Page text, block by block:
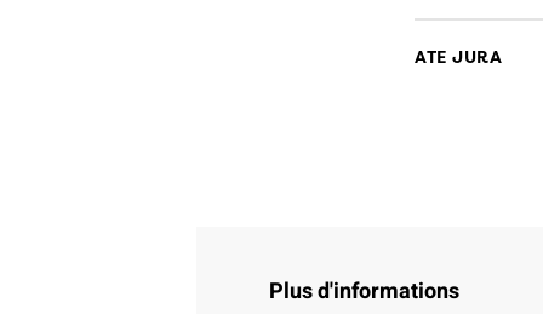
ATE JURA
Plus d'informations